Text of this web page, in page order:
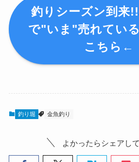
釣りシーズン到来
で"いま"売れてい
こちら←
釣り堀 金魚釣り
よかったらシェアして